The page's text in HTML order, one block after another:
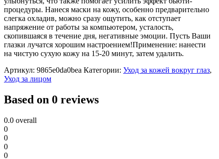
процедуры. Нанеся маски на кожу, особенно предварительно
слегка охладив, можно сразу ощутить, как отступает
напряжение от работы за компьютером, усталость,
скопившаяся в течение дня, негативные эмоции. Пусть Ваши
глазки лучатся хорошим настроением!Применение: нанести
на чистую сухую кожу на 15-20 минут, затем удалить.
Артикул: 9865e0da0bea Категории: Уход за кожей вокруг глаз,
Уход за лицом
Based on 0 reviews
0.0 overall
0
0
0
0